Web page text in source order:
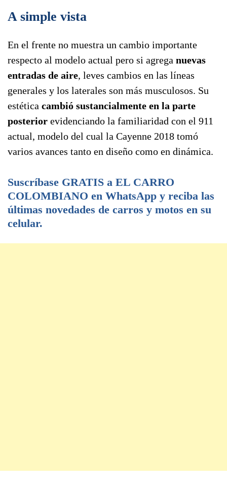
A simple vista
En el frente no muestra un cambio importante
respecto al modelo actual pero si agrega nuevas
entradas de aire, leves cambios en las líneas
generales y los laterales son más musculosos. Su
estética cambió sustancialmente en la parte
posterior evidenciando la familiaridad con el 911
actual, modelo del cual la Cayenne 2018 tomó
varios avances tanto en diseño como en dinámica.
Suscríbase GRATIS a EL CARRO
COLOMBIANO en WhatsApp y reciba las
últimas novedades de carros y motos en su
celular.